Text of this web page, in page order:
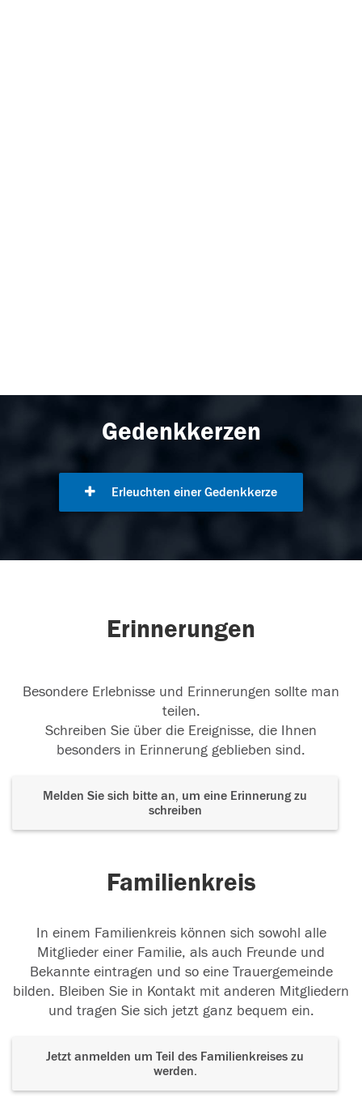
Gedenkkerzen
Erleuchten einer Gedenkkerze
Erinnerungen
Besondere Erlebnisse und Erinnerungen sollte man
teilen.
Schreiben Sie über die Ereignisse, die Ihnen
besonders in Erinnerung geblieben sind.
Melden Sie sich bitte an, um eine Erinnerung zu
schreiben
Familienkreis
In einem Familienkreis können sich sowohl alle
Mitglieder einer Familie, als auch Freunde und
Bekannte eintragen und so eine Trauergemeinde
bilden. Bleiben Sie in Kontakt mit anderen Mitgliedern
und tragen Sie sich jetzt ganz bequem ein.
Jetzt anmelden um Teil des Familienkreises zu
werden.